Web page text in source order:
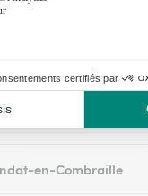
Saint-Gulmier
en-Combraille